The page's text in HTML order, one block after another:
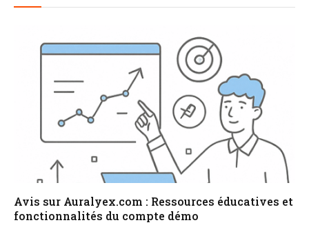
Avis sur Auralyex.com : Ressources éducatives et
fonctionnalités du compte démo